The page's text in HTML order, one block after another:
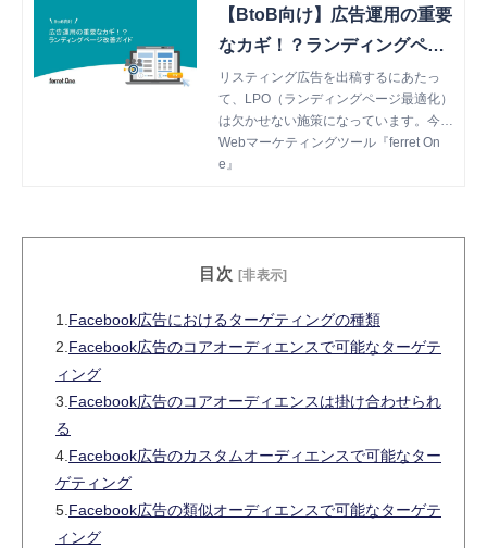
【BtoB向け】広告運用の重要
なカギ！？ランディングペー
ジ改善ガイド
リスティング広告を出稿するにあたっ
て、LPO（ランディングページ最適化）
は欠かせない施策になっています。今回
ご紹介する資料は、ランディングページ
を作成・改善するにあたって必要な基本
Webマーケティングツール『ferret On
e』
目次 [非表示]
1. Facebook広告におけるターゲティングの種類
2. Facebook広告のコアオーディエンスで可能なターゲテ
ィング
3. Facebook広告のコアオーディエンスは掛け合わせられ
る
4. Facebook広告のカスタムオーディエンスで可能なター
ゲティング
5. Facebook広告の類似オーディエンスで可能なターゲテ
ィング